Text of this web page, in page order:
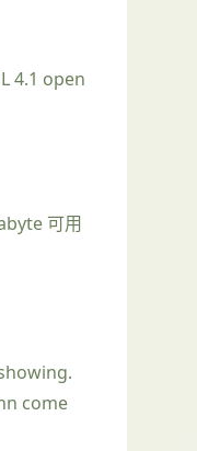
4.1 open
可用
come